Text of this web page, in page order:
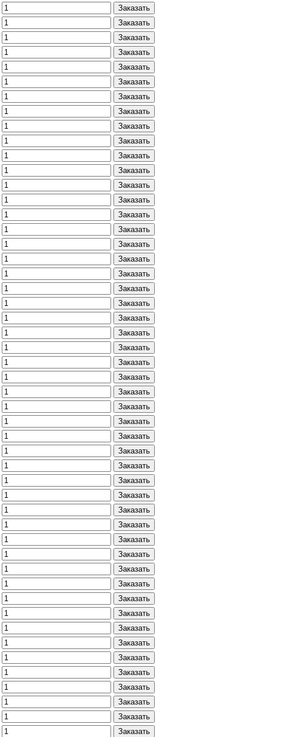
Заказать
Заказать
Заказать
Заказать
Заказать
Заказать
Заказать
Заказать
Заказать
Заказать
Заказать
Заказать
Заказать
Заказать
Заказать
Заказать
Заказать
Заказать
Заказать
Заказать
Заказать
Заказать
Заказать
Заказать
Заказать
Заказать
Заказать
Заказать
Заказать
Заказать
Заказать
Заказать
Заказать
Заказать
Заказать
Заказать
Заказать
Заказать
Заказать
Заказать
Заказать
Заказать
Заказать
Заказать
Заказать
Заказать
Заказать
Заказать
Заказать
Заказать